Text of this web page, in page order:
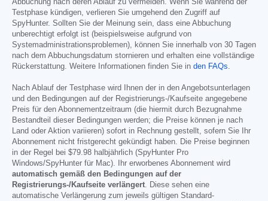
Abbuchung nach deren Ablauf zu vermeiden. Wenn Sie während der
Testphase kündigen, verlieren Sie umgehend den Zugriff auf
SpyHunter. Sollten Sie der Meinung sein, dass eine Abbuchung
unberechtigt erfolgt ist (beispielsweise aufgrund von
Systemadministrationsproblemen), können Sie innerhalb von 30 Tagen
nach dem Abbuchungsdatum stornieren und erhalten eine vollständige
Rückerstattung. Weitere Informationen finden Sie in den FAQs.
Nach Ablauf der Testphase wird Ihnen der in den Angebotsunterlagen
und den Bedingungen auf der Registrierungs-/Kaufseite angegebene
Preis für den Abonnementzeitraum (die hiermit durch Bezugnahme
Bestandteil dieser Bedingungen werden; die Preise können je nach
Land oder Aktion variieren) sofort in Rechnung gestellt, sofern Sie Ihr
Abonnement nicht fristgerecht gekündigt haben. Die Preise beginnen
in der Regel bei $79.98 halbjährlich (SpyHunter Pro
Windows/SpyHunter für Mac). Ihr erworbenes Abonnement wird
automatisch gemäß den Bedingungen auf der
Registrierungs-/Kaufseite verlängert. Diese sehen eine
automatische Verlängerung zum jeweils gültigen Standard-